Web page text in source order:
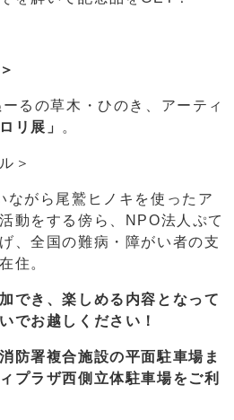
るの草木・ひのき、アーティ
リ展」 。
＞
ながら尾鷲ヒノキを使ったア
動をする傍ら、NPO法人ぷて
、全国の難病・障がい者の支
住。
でき、楽しめる内容となって
でお越しください！
防署複合施設の平面駐車場ま
プラザ西側立体駐車場をご利